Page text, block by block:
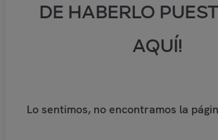
DE HABERLO
AQUÍ!
Lo sentimos, no encontramos la